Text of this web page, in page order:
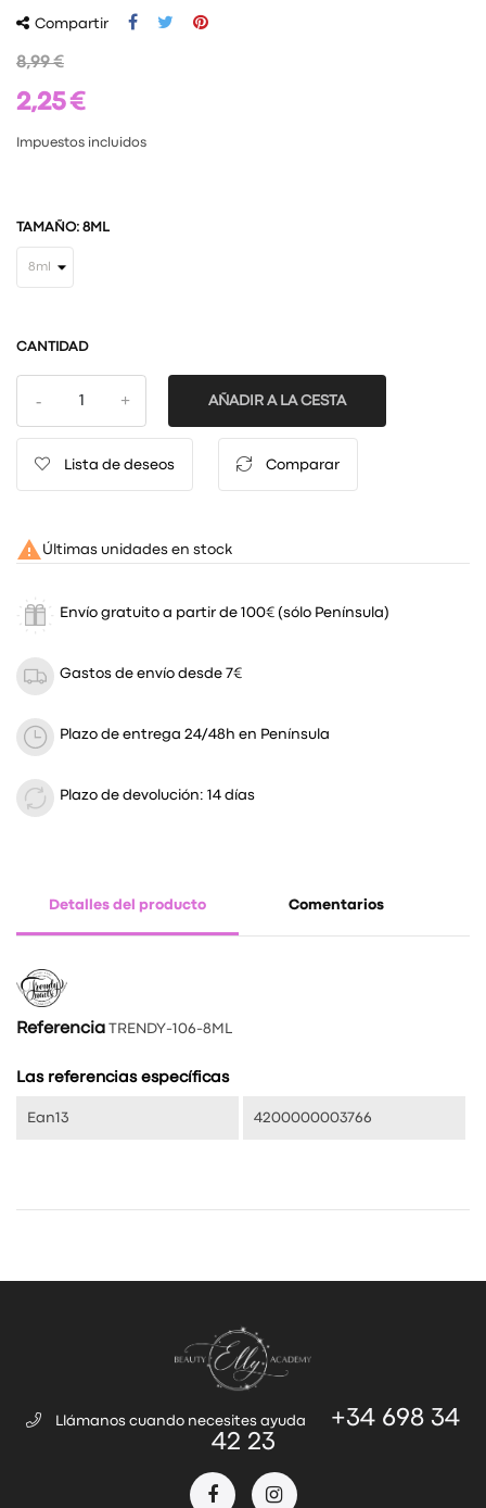
Compartir
8,99 €
2,25 €
Impuestos incluidos
TAMAÑO: 8ML
CANTIDAD
AÑADIR A LA CESTA
Lista de deseos Comparar
 Últimas unidades en stock
Envío gratuito a partir de 100€ (sólo Península)
Gastos de envío desde 7€
Plazo de entrega 24/48h en Península
Plazo de devolución: 14 días
Detalles del producto Comentarios
Referencia TRENDY-106-8ML
Las referencias específicas
Ean13 4200000003766
Llámanos cuando necesites ayuda
+34 698 34
42 23